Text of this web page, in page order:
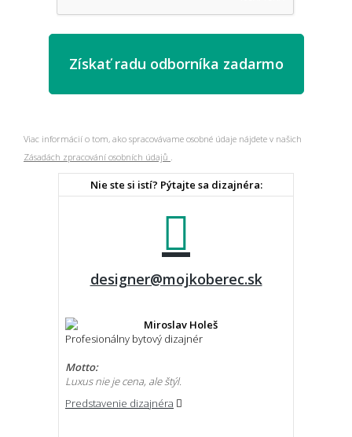
Viac informácií o tom, ako spracovávame osobné údaje nájdete v našich
Zásadách zpracování osobních údajů
Nie ste si istí? Pýtajte sa dizajnéra:
designer@mojkoberec.sk
Miroslav Holeš
Profesionálny bytový dizajnér
Motto:
Luxus nie je cena, ale štýl.
Predstavenie dizajnéra